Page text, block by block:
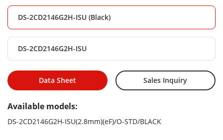
Foco na classificação de alvos humanos e de veículos com
base em algoritmos de Deep Learning
real (-SU)
(IK10)
DS-2CD2146G2H-ISU (Black)
DS-2CD2146G2H-ISU
Data Sheet Sales Inquiry
Available models:
DS-2CD2146G2H-ISU(2.8mm)(eF)/O-STD/BLACK